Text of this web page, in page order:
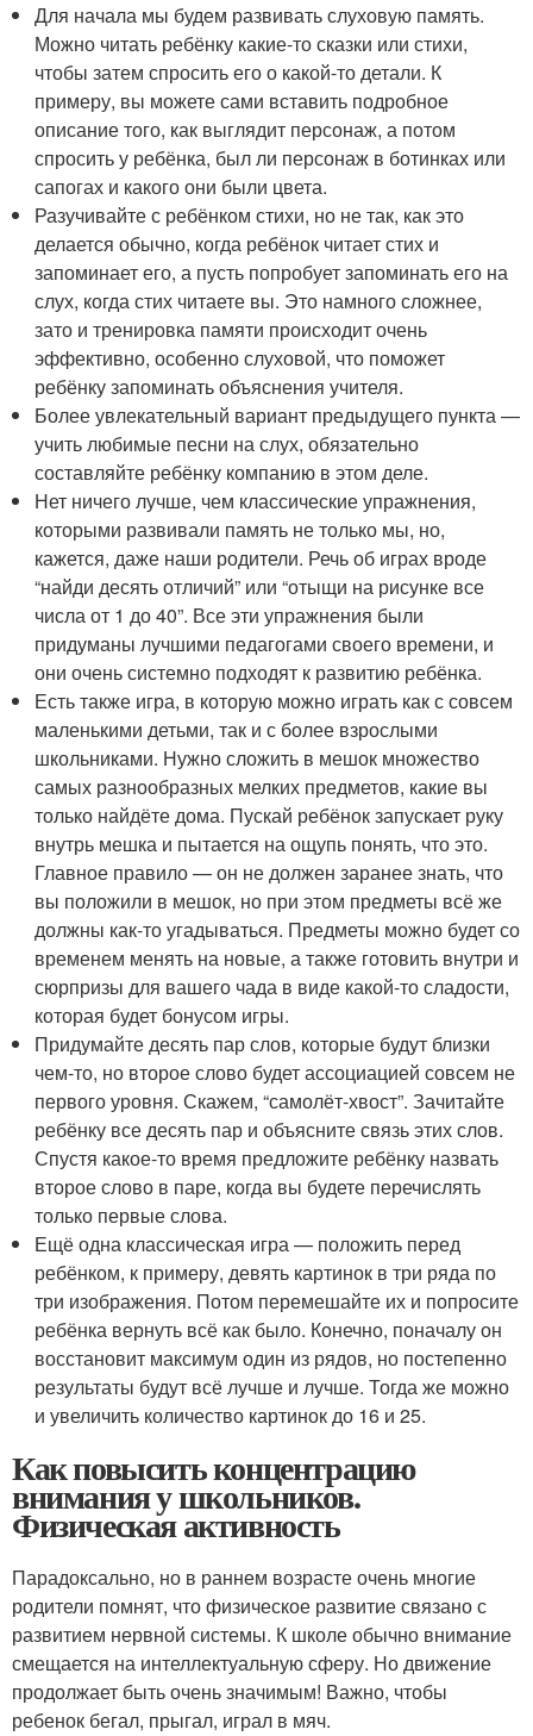
Для начала мы будем развивать слуховую память.
Можно читать ребёнку какие-то сказки или стихи,
чтобы затем спросить его о какой-то детали. К
примеру, вы можете сами вставить подробное
описание того, как выглядит персонаж, а потом
спросить у ребёнка, был ли персонаж в ботинках или
сапогах и какого они были цвета.
Разучивайте с ребёнком стихи, но не так, как это
делается обычно, когда ребёнок читает стих и
запоминает его, а пусть попробует запоминать его на
слух, когда стих читаете вы. Это намного сложнее,
зато и тренировка памяти происходит очень
эффективно, особенно слуховой, что поможет
ребёнку запоминать объяснения учителя.
Более увлекательный вариант предыдущего пункта —
учить любимые песни на слух, обязательно
составляйте ребёнку компанию в этом деле.
Нет ничего лучше, чем классические упражнения,
которыми развивали память не только мы, но,
кажется, даже наши родители. Речь об играх вроде
“найди десять отличий” или “отыщи на рисунке все
числа от 1 до 40”. Все эти упражнения были
придуманы лучшими педагогами своего времени, и
они очень системно подходят к развитию ребёнка.
Есть также игра, в которую можно играть как с совсем
маленькими детьми, так и с более взрослыми
школьниками. Нужно сложить в мешок множество
самых разнообразных мелких предметов, какие вы
только найдёте дома. Пускай ребёнок запускает руку
внутрь мешка и пытается на ощупь понять, что это.
Главное правило — он не должен заранее знать, что
вы положили в мешок, но при этом предметы всё же
должны как-то угадываться. Предметы можно будет со
временем менять на новые, а также готовить внутри и
сюрпризы для вашего чада в виде какой-то сладости,
которая будет бонусом игры.
Придумайте десять пар слов, которые будут близки
чем-то, но второе слово будет ассоциацией совсем не
первого уровня. Скажем, “самолёт-хвост”. Зачитайте
ребёнку все десять пар и объясните связь этих слов.
Спустя какое-то время предложите ребёнку назвать
второе слово в паре, когда вы будете перечислять
только первые слова.
Ещё одна классическая игра — положить перед
ребёнком, к примеру, девять картинок в три ряда по
три изображения. Потом перемешайте их и попросите
ребёнка вернуть всё как было. Конечно, поначалу он
восстановит максимум один из рядов, но постепенно
результаты будут всё лучше и лучше. Тогда же можно
и увеличить количество картинок до 16 и 25.
Как повысить концентрацию
внимания у школьников.
Физическая активность
Парадоксально, но в раннем возрасте очень многие
родители помнят, что физическое развитие связано с
развитием нервной системы. К школе обычно внимание
смещается на интеллектуальную сферу. Но движение
продолжает быть очень значимым! Важно, чтобы
ребенок бегал, прыгал, играл в мяч.